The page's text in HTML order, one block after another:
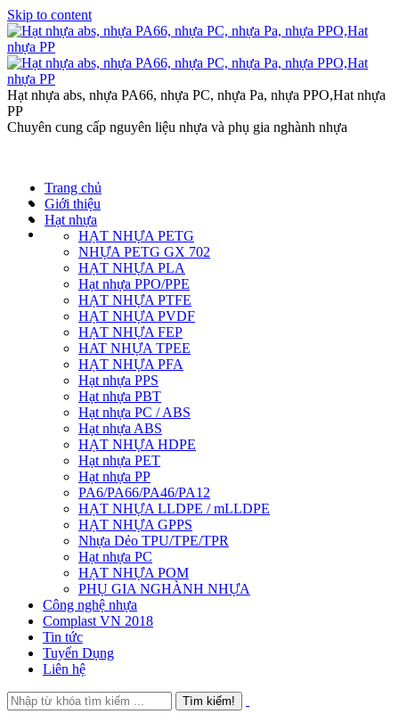
Skip to content
Hạt nhựa abs, nhựa PA66, nhựa PC, nhựa Pa, nhựa PPO,Hat nhựa
PP
Chuyên cung cấp nguyên liệu nhựa và phụ gia nghành nhựa
Trang chủ
Giới thiệu
Hạt nhựa
HẠT NHỰA PETG
NHỰA PETG GX 702
HẠT NHỰA PLA
Hạt nhựa PPO/PPE
HẠT NHỰA PTFE
HẠT NHỰA PVDF
HẠT NHỰA FEP
HAT NHỰA TPEE
HẠT NHỰA PFA
Hạt nhựa PPS
Hạt nhựa PBT
Hạt nhựa PC / ABS
Hạt nhựa ABS
HẠT NHỰA HDPE
Hạt nhựa PET
Hạt nhựa PP
PA6/PA66/PA46/PA12
HẠT NHỰA LLDPE / mLLDPE
HẠT NHỰA GPPS
Nhựa Dẻo TPU/TPE/TPR
Hạt nhựa PC
HẠT NHỰA POM
PHỤ GIA NGHÀNH NHỰA
Công nghệ nhựa
Complast VN 2018
Tin tức
Tuyển Dụng
Liên hệ